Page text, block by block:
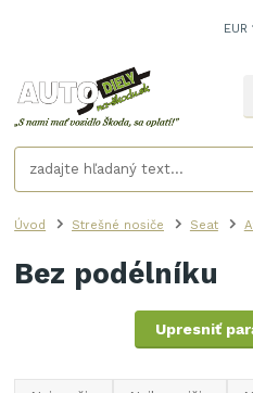
EUR
Úvod Strešné nosiče Seat
Bez podélníku
Upresniť